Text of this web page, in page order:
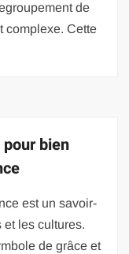
de
complexe. Cette
bien
est un savoir-
les cultures.
de grâce et